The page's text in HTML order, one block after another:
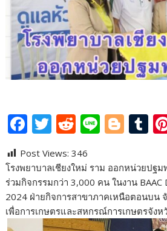
F
e
b
o
o
T
itt
er
R
d
di
t
Li
e
Bl
g
g
er
T
m
bl
r
Post Views: 346
โรงพยาบาลเชียงใหม่ ราม ออกหน่วยปฐ
ร่วมกิจกรรมกว่า 3,000 คน ในงาน BAAC
2024 ฝ่ายกิจการสาขาภาคเหนือตอนบน
เพื่อการเกษตรและสหกรณ์การเกษตรจังห